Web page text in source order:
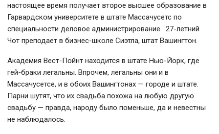
настоящее время получает второе высшее образование в
Гарвардском университете в штате Массачусетс по
специальности деловое администрирование. 27-летний
Чот преподает в бизнес-школе Сиэтла, штат Вашингтон.
Академия Вест-Пойнт находится в штате Нью-Йорк, где
гей-браки легальны. Впрочем, легальны они и в
Массачусетсе, и в обоих Вашингтонах — городе и штате.
Парни шутят, что их свадьба похожа на любую другую
свадьбу — правда, народу было поменьше, да и невестны
не наблюдалось.